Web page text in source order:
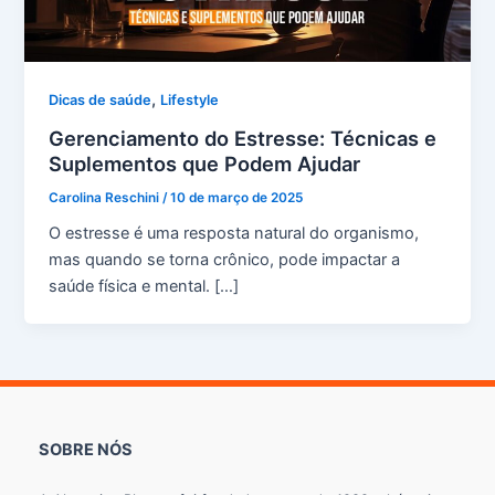
Dicas de saúde, Lifestyle
Gerenciamento do Estresse: Técnicas e
Suplementos que Podem Ajudar
Carolina Reschini /10 de março de 2025
O estresse é uma resposta natural do organismo,
mas quando se torna crônico, pode impactar a
saúde física e mental. […]
SOBRE NÓS